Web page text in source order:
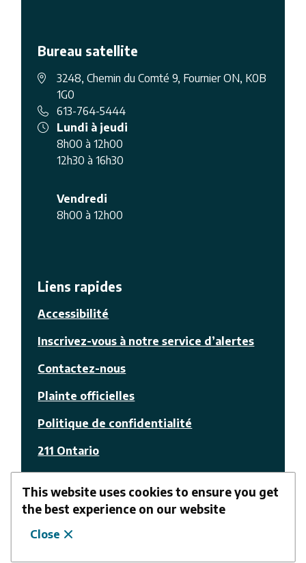
This website uses cookies to ensure you get
the best experience on our website
Close
Bureau satellite
3248, Chemin du Comté 9, Fournier ON, K0B
1G0
613-764-5444
Lundi à jeudi
8h00 à 12h00
12h30 à 16h30
Vendredi
8h00 à 12h00
Liens rapides
Accessibilité
Inscrivez-vous à notre service d’alertes
Contactez-nous
Plainte officielles
Politique de confidentialité
211 Ontario
Suivez-nous